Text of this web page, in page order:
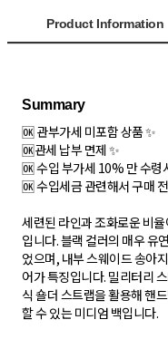
Product Information
Summary
🆗 관부가세 미포함 상품 ✨
🆗관세 납부 면제 ✨
🆗 수입 부가세 10% 만 수령
🆗 수입세금 관련해서 구매
세련된 라인과 조화로운 비
입니다. 블랙 컬러의 매우 유
었으며, 내부 스웨이드 송아
어가 특징입니다. 밀리터리
식 숄더 스트랩을 활용해 핸
할 수 있는 미디엄 백입니다.